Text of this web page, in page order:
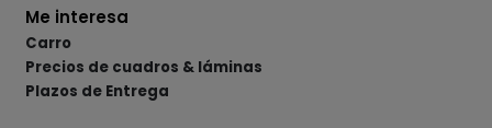
Me interesa
Carro
Precios de cuadros & láminas
Plazos de Entrega